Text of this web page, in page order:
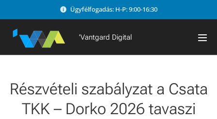
Ügyfélfogadás: H-P: 9:00-16:30
'Vantgard Digital
Részvételi szabályzat a Csata
TKK – Dorko 2026 tavaszi